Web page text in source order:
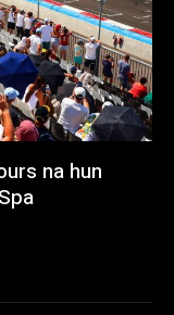
na hun